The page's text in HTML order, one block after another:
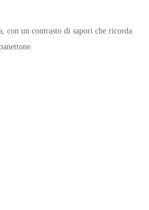
con un contrasto di sapori che ricorda